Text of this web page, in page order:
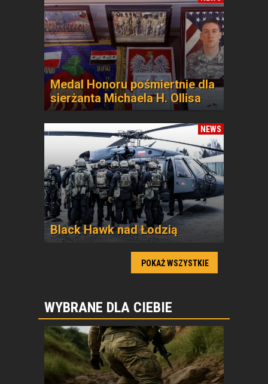
Medal Honoru pośmiertnie dla
sierżanta Michaela H. Ollisa
NEWS
Black Hawk nad Łodzią
POKAŻ WSZYSTKIE
WYBRANE DLA CIEBIE